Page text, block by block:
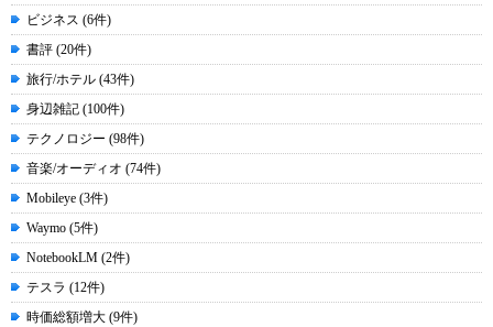
ビジネス (6件)
書評 (20件)
旅行/ホテル (43件)
身辺雑記 (100件)
テクノロジー (98件)
音楽/オーディオ (74件)
Mobileye (3件)
Waymo (5件)
NotebookLM (2件)
テスラ (12件)
時価総額増大 (9件)